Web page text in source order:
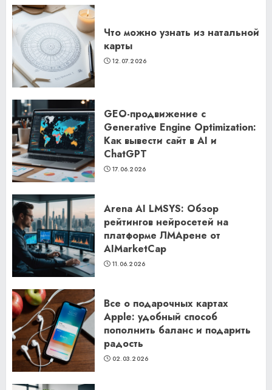
Что можно узнать из натальной
карты
12.07.2026
GEO-продвижение с
Generative Engine Optimization:
Как вывести сайт в AI и
ChatGPT
17.06.2026
Arena AI LMSYS: Обзор
рейтингов нейросетей на
платформе ЛМАрене от
AIMarketCap
11.06.2026
Все о подарочных картах
Apple: удобный способ
пополнить баланс и подарить
радость
02.03.2026